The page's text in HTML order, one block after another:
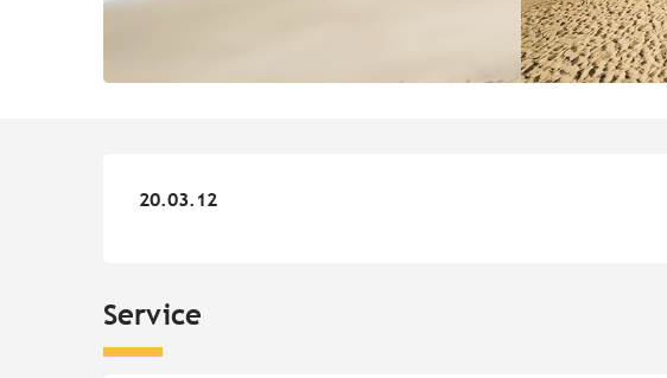
20.03.12
20.03.12
Service